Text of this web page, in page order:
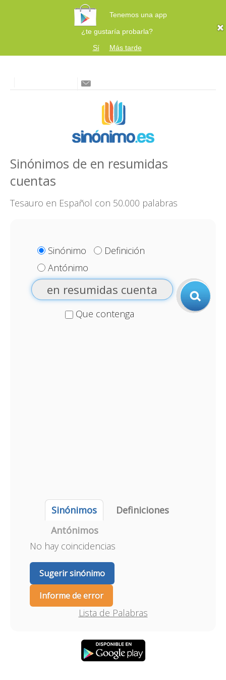
Tenemos una app
¿te gustaría probarla?
Sí
Más tarde
Sinónimos de en resumidas
cuentas
Tesauro en Español con 50.000 palabras
Sinónimo
Definición
Antónimo
Que contenga
Sinónimos
Definiciones
Antónimos
No hay coincidencias
Sugerir sinónimo
Informe de error
Lista de Palabras